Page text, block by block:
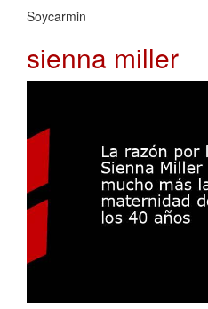
Soycarmin
sienna miller